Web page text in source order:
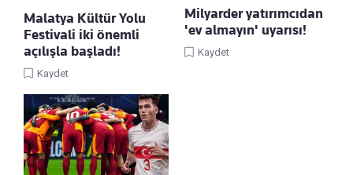
Malatya Kültür Yolu
Festivali iki önemli
açılışla başladı!
Kaydet
Milyarder yatırımcıdan
'ev almayın' uyarısı!
Kaydet